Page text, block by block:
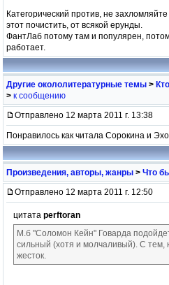
Категорический против, не
этот почистить, от всякой ерунды.
ФантЛаб потому там и популярен,
работает.
Другие окололитературные темы >
> к сообщению
Отправлено 12 марта 2011 г. 13:38
Понравилось как читала Сорокина и
Произведения, авторы, жанры > Что
Отправлено 12 марта 2011 г. 12:50
цитата perftoran
М.б "Соломон Кейн" Говарда
сильный (хотя и молчаливый). С тем,
жесток.